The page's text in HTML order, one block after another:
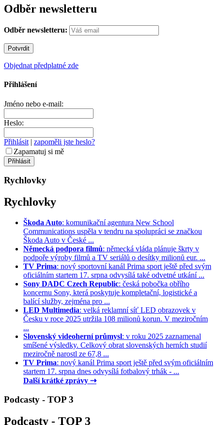
Odběr newsletteru
Odběr newsletteru:
Objednat předplatné zde
Přihlášení
Jméno nebo e-mail:
Heslo:
Přihlásit | zapoměli jste heslo?
Zapamatuj si mě
Rychlovky
Rychlovky
Škoda Auto: komunikační agentura New School
Communications uspěla v tendru na spolupráci se značkou
Škoda Auto v České ...
Německá podpora filmů: německá vláda plánuje škrty v
podpoře výroby filmů a TV seriálů o desítky milionů eur. ...
TV Prima: nový sportovní kanál Prima sport ještě před svým
oficiálním startem 17. srpna odvysílá také odvetné utkání ...
Sony DADC Czech Republic: česká pobočka obřího
koncernu Sony, která poskytuje kompletační, logistické a
balící služby, zejména pro ...
LED Multimedia: velká reklamní síť LED obrazovek v
Česku v roce 2025 utržila 108 milionů korun. V meziročním
...
Slovenský videoherní průmysl: v roku 2025 zaznamenal
smíšené výsledky. Celkový obrat slovenských herních studií
meziročně narostl ze 67,8 ...
TV Prima: nový kanál Prima sport ještě před svým oficiálním
startem 17. srpna dnes odvysílá fotbalový trhák - ...
Další krátké zprávy ⇢
Podcasty - TOP 3
Podcasty - TOP 3